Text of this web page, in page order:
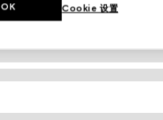
Cookie 设置
OK